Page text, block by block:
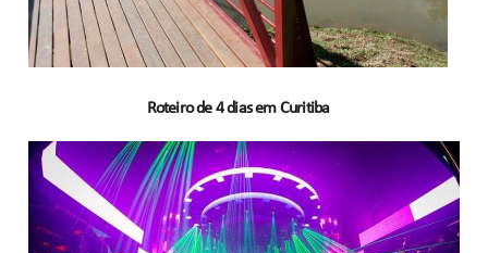
Roteiro de 4 dias em Curitiba